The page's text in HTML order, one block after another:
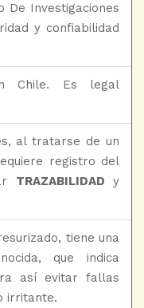
De Investigaciones
y confiabilidad
Chile. Es legal
al tratarse de un
registro del
TRAZABILIDADy
tiene una
que indica
así evitar fallas
irritante.